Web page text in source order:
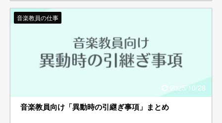
2025/10/28
音楽教員の仕事
音楽教員向け「異動時の引継ぎ事項」まとめ